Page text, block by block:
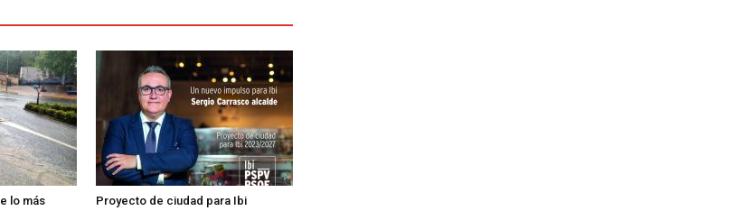
lo más
Proyecto de ciudad para Ibi